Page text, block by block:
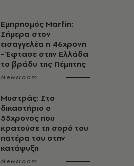
Εμπρησμός Marfin:
Σήμερα στον
εισαγγελέα η 46χρονη
- Έφτασε στην Ελλάδα
το βράδυ της Πέμπτης
Newsroom
Μυστράς: Στο
δικαστήριο ο
55χρονος που
κρατούσε τη σορό του
πατέρα του στην
κατάψυξη
Newsroom